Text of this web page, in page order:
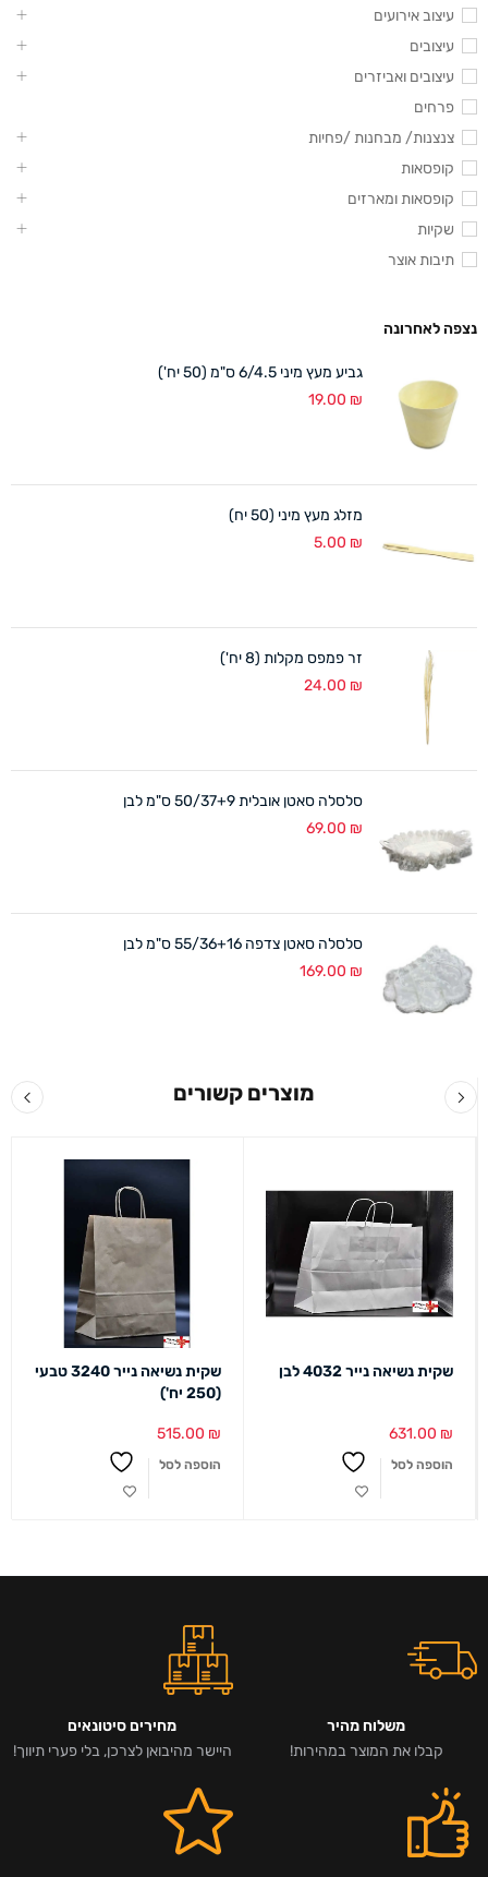
עיצוב אירועים
עיצובים
עיצובים ואביזרים
פרחים
צנצנות/ מבחנות /פחיות
קופסאות
קופסאות ומארזים
שקיות
תיבות אוצר
נצפה לאחרונה
גביע מעץ מיני 6/4.5 ס"מ (50 יח')
19.00 ₪
מזלג מעץ מיני (50 יח)
5.00 ₪
זר פמפס מקלות (8 יח')
24.00 ₪
סלסלה סאטן אובלית 50/37+9 ס"מ לבן
69.00 ₪
סלסלה סאטן צדפה 55/36+16 ס"מ לבן
169.00 ₪
מוצרים קשורים
שקית נשיאה נייר 4032 לבן
631.00 ₪
הוספה לסל
שקית נשיאה נייר 3240 טבעי
(250 יח')
515.00 ₪
הוספה לסל
משלוח מהיר
קבלו את המוצר במהירות!
מחירים סיטונאים
היישר מהיבואן לצרכן, בלי פערי תיווך!